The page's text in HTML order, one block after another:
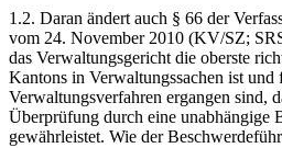
1.2. Daran ändert auch § 66 der
vom 24. November 2010 (KV/SZ;
das Verwaltungsgericht die oberste
Kantons in Verwaltungssachen ist
Verwaltungsverfahren ergangen sind,
Überprüfung durch eine unabhängige
gewährleistet. Wie der